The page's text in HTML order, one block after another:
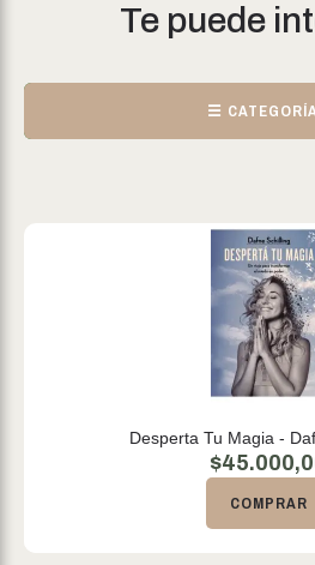
Te puede
☰
Desperta Tu Magia -
$
COMPRAR